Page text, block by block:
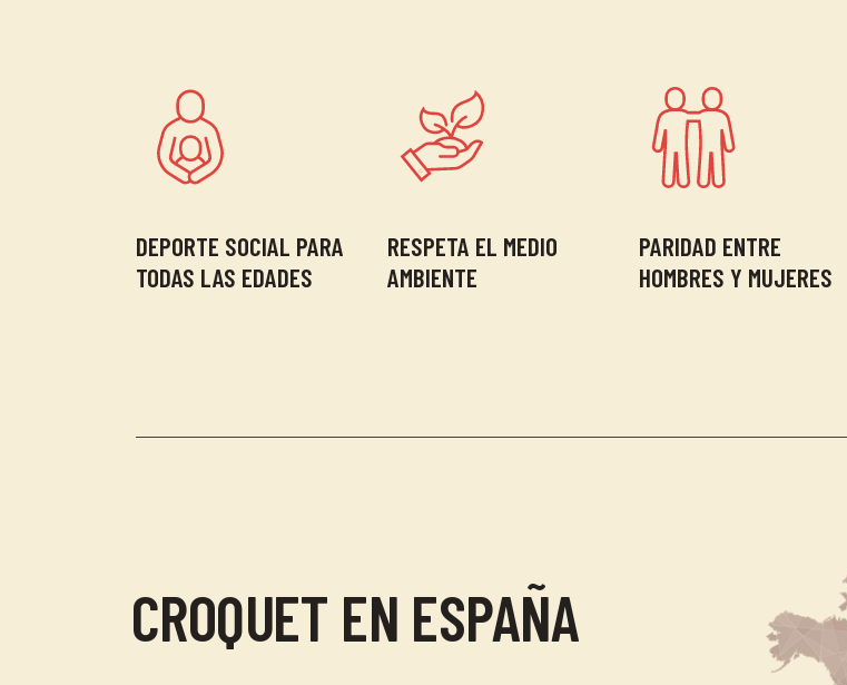
DEPORTE SOCIAL PARA
TODAS LAS EDADES
RESPETA EL MEDIO
AMBIENTE
PARIDAD ENTRE
HOMBRES Y MUJERES
CROQUET EN ESPAÑA